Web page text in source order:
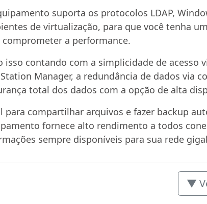
suporta os protocolos LDAP,
de virtualização, para que você tenha
comprometer a performance.
isso contando com a simplicidade de acesso
Manager, a redundância de dados via
total dos dados com a opção de alta
para compartilhar arquivos e fazer backup
fornece alto rendimento a todos
sempre disponíveis para sua rede
▼